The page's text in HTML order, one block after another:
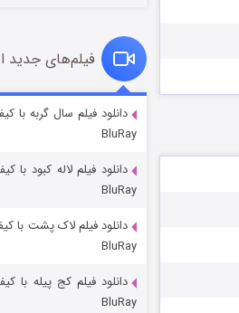
شوگر فصل ۲
قسمت
فیلم‌های جدید
دانلود فیلم سال گربه با
BluRay
دانلود فیلم لاله کبود با
BluRay
دانلود فیلم لاک پشت با
BluRay
دانلود فیلم کج‌ پیله با
BluRay